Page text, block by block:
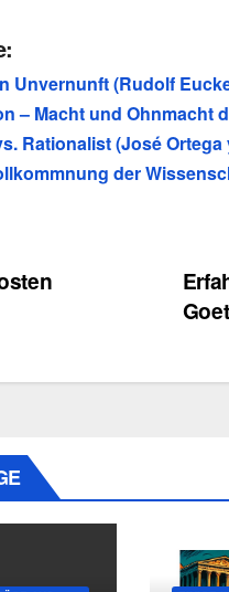
Unvernunft (Rudolf
– Macht und Ohnmacht
Rationalist (José Ortega
der